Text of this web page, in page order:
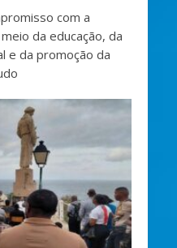
com a
da educação, da
e da promoção da